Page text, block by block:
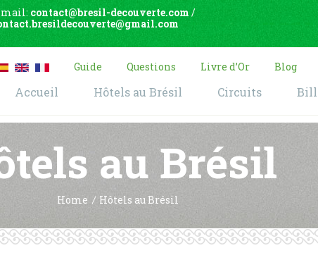
mail: contact@bresil-decouverte.com /
Guide Questions Livre d’Or Blog
Accueil Hôtels au Brésil Circuits
au Brésil
Home Hôtels au Brésil